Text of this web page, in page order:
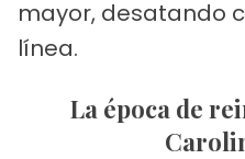
mayor, desatando
línea.
La época de reina de belleza de